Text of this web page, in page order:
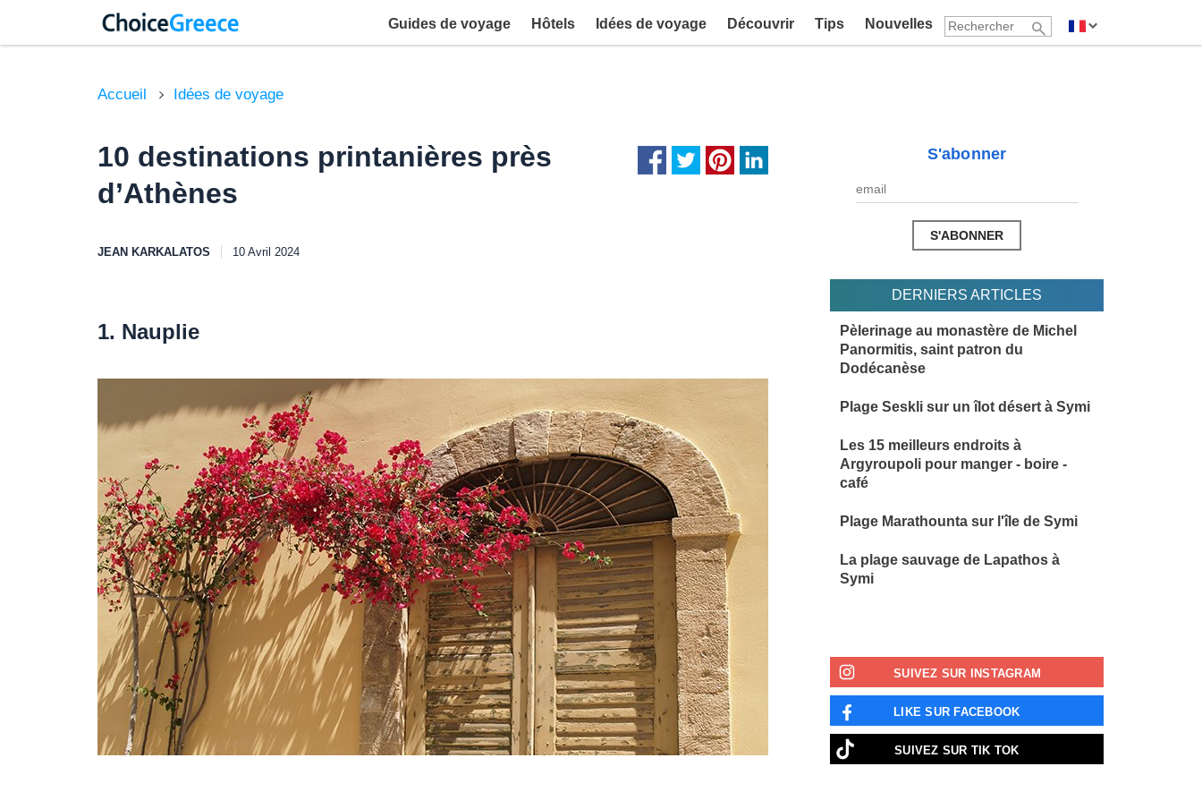
Guides de voyage Hôtels Idées de voyage Découvrir Tips Nouvelles
Accueil Idées de voyage
S'abonner
DERNIERS ARTICLES
Pèlerinage au monastère de Michel
Panormitis, saint patron du
Dodécanèse
Plage Seskli sur un îlot désert à Symi
Les 15 meilleurs endroits à
Argyroupoli pour manger - boire -
café
Plage Marathounta sur l'île de Symi
La plage sauvage de Lapathos à
Symi
SUIVEZ SUR INSTAGRAM
LIKE SUR FACEBOOK
SUIVEZ SUR TIK TOK
10 destinations printanières près
d’Athènes
JEAN KARKALATOS 10 Avril 2024
1. Nauplie